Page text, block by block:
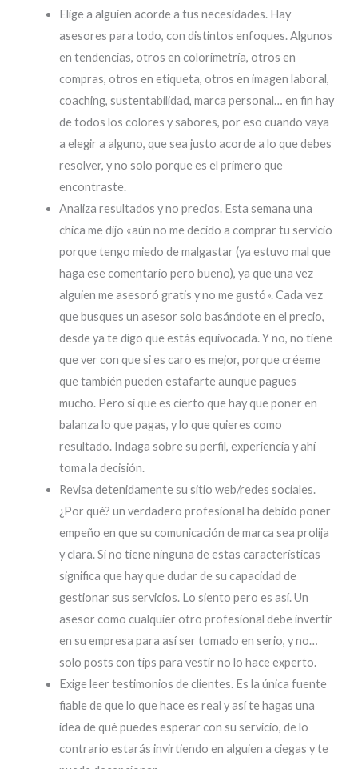
Elige a alguien acorde a tus necesidades. Hay
asesores para todo, con distintos enfoques. Algunos
en tendencias, otros en colorimetría, otros en
compras, otros en etiqueta, otros en imagen laboral,
coaching, sustentabilidad, marca personal… en fin hay
de todos los colores y sabores, por eso cuando vaya
a elegir a alguno, que sea justo acorde a lo que debes
resolver, y no solo porque es el primero que
encontraste.
Analiza resultados y no precios. Esta semana una
chica me dijo «aún no me decido a comprar tu servicio
porque tengo miedo de malgastar (ya estuvo mal que
haga ese comentario pero bueno), ya que una vez
alguien me asesoró gratis y no me gustó». Cada vez
que busques un asesor solo basándote en el precio,
desde ya te digo que estás equivocada. Y no, no tiene
que ver con que si es caro es mejor, porque créeme
que también pueden estafarte aunque pagues
mucho. Pero si que es cierto que hay que poner en
balanza lo que pagas, y lo que quieres como
resultado. Indaga sobre su perfil, experiencia y ahí
toma la decisión.
Revisa detenidamente su sitio web/redes sociales.
¿Por qué? un verdadero profesional ha debido poner
empeño en que su comunicación de marca sea prolija
y clara. Si no tiene ninguna de estas características
significa que hay que dudar de su capacidad de
gestionar sus servicios. Lo siento pero es así. Un
asesor como cualquier otro profesional debe invertir
en su empresa para así ser tomado en serio, y no…
solo posts con tips para vestir no lo hace experto.
Exige leer testimonios de clientes. Es la única fuente
fiable de que lo que hace es real y así te hagas una
idea de qué puedes esperar con su servicio, de lo
contrario estarás invirtiendo en alguien a ciegas y te